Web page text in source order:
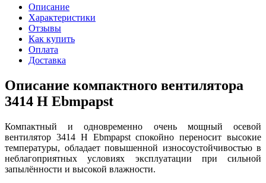
Описание
Характеристики
Отзывы
Как купить
Оплата
Доставка
Описание компактного вентилятора
3414 H Ebmpapst
Компактный и одновременно очень мощный осевой
вентилятор 3414 H Ebmpapst спокойно переносит высокие
температуры, обладает повышенной износоустойчивостью в
неблагоприятных условиях эксплуатации при сильной
запылённости и высокой влажности.